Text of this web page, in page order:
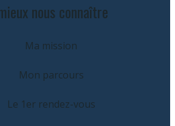
nous connaître
Ma mission
Mon parcours
Le 1er rendez-vous